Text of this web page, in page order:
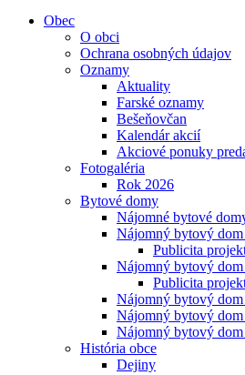
Obec
O obci
Ochrana osobných údajov
Oznamy
Aktuality
Farské oznamy
Bešeňovčan
Kalendár akcií
Akciové ponuky
Fotogaléria
Rok 2026
Bytové domy
Nájomné bytové
Nájomný bytový dom
Publicita
Nájomný bytový
Publicita
Nájomný bytový dom
Nájomný bytový
Nájomný bytový
História obce
Dejiny